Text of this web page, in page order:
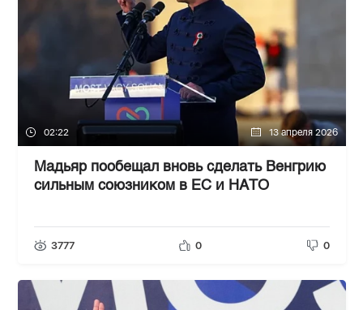
02:22 13 апреля 2026
Мадьяр пообещал вновь сделать Венгрию
сильным союзником в ЕС и НАТО
3777 0 0